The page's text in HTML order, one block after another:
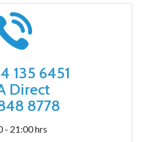
135 6451
Direct
8778
- 21:00 hrs